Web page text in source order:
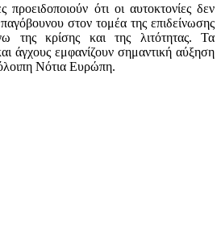
ότι οι αυτοκτονίες δεν
στον τομέα της επιδείνωσης
της κρίσης και της λιτότητας. Τα
άγχους εμφανίζουν σημαντική αύξηση
Νότια Ευρώπη.